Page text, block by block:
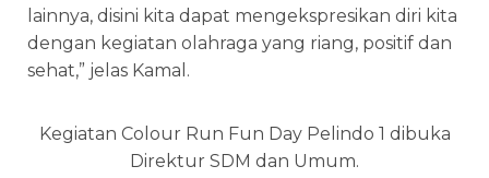
lainnya, disini kita dapat mengekspresikan diri kita
dengan kegiatan olahraga yang riang, positif dan
sehat,” jelas Kamal.
Kegiatan Colour Run Fun Day Pelindo 1 dibuka
Direktur SDM dan Umum.